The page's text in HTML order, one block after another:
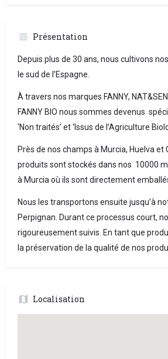
Présentation
Depuis plus de 30 ans, nous cultivons
le sud de l’Espagne.
À travers nos marques FANNY,
FANNY BIO nous sommes devenus
‘Non traités’ et ‘Issus de l’Agriculture
Près de nos champs à Murcia, Huelva et
produits sont stockés dans nos 10000
à Murcia où ils sont directement
Nous les transportons ensuite jusqu’à
Perpignan. Durant ce processus court,
rigoureusement suivis. En tant que
la préservation de la qualité de nos
Localisation